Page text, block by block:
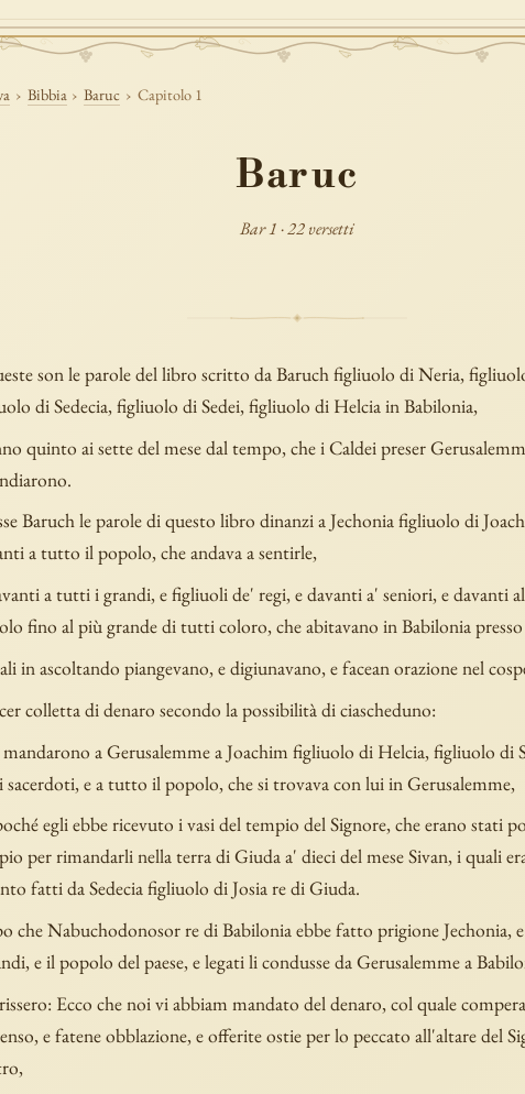
› Bibbia › Baruc › Capitolo 1
Baruc
Bar 1 · 22 versetti
son le parole del libro scritto da Baruch figliuolo di Neria,
di Sedecia, figliuolo di Sedei, figliuolo di Helcia in Babilonia,
quinto ai sette del mese dal tempo, che i Caldei preser
Baruch le parole di questo libro dinanzi a Jechonia figliuolo di
a tutto il popolo, che andava a sentirle,
a tutti i grandi, e figliuoli de' regi, e davanti a' seniori, e davanti
fino al più grande di tutti coloro, che abitavano in Babilonia
in ascoltando piangevano, e digiunavano, e facean orazione nel
colletta di denaro secondo la possibilità di ciascheduno:
a Gerusalemme a Joachim figliuolo di Helcia, figliuolo di
sacerdoti, e a tutto il popolo, che si trovava con lui in Gerusalemme,
egli ebbe ricevuto i vasi del tempio del Signore, che erano stati
per rimandarli nella terra di Giuda a' dieci del mese Sivan, i quali
fatti da Sedecia figliuolo di Josia re di Giuda.
che Nabuchodonosor re di Babilonia ebbe fatto prigione Jechonia,
e il popolo del paese, e legati li condusse da Gerusalemme a
Ecco che noi vi abbiam mandato del denaro, col quale
e fatene obblazione, e offerite ostie per lo peccato all'altare del